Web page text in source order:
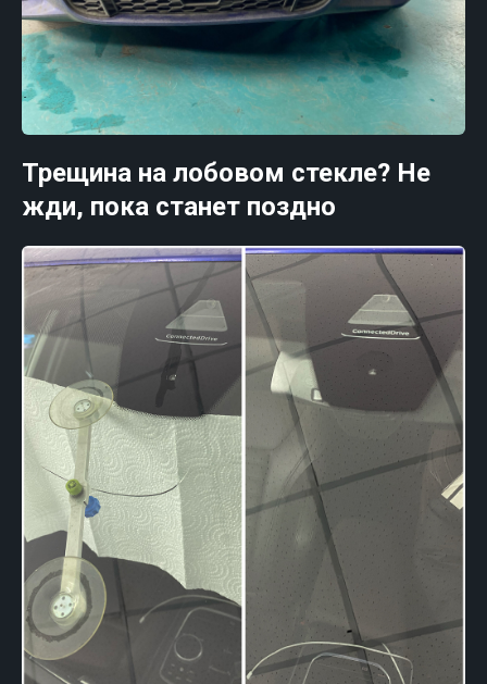
Трещина на лобовом стекле? Не
жди, пока станет поздно